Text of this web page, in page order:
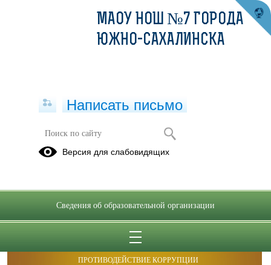
Публикации за 07.10.2025
ОБРАЩЕНИЯ ГРАЖДАН
ПРОТИВОДЕЙСТВИЕ КОРРУПЦИИ
МАОУ НОШ №7 ГОРОДА
ЮЖНО-САХАЛИНСКА
Написать письмо
Версия для слабовидящих
Сведения об образовательной организации